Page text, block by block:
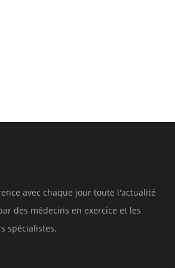
avec chaque jour toute l'actualité
des médecins en exercice et les
spécialistes.